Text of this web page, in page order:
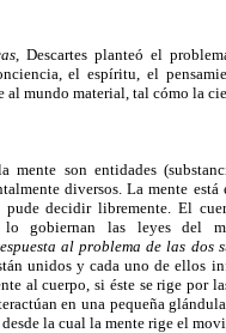
, Descartes planteó el
el espíritu, el
mundo material, tal cómo la
mente son entidades
diversos. La mente
decidir libremente. El
lo gobiernan las leyes del
al problema de las dos
unidos y cada uno de ellos
al cuerpo, si éste se rige por
en una pequeña
la cual la mente rige el